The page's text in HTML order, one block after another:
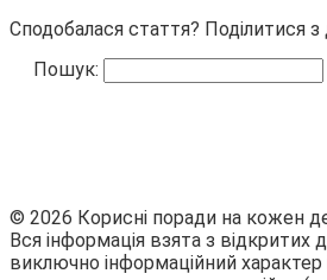
Сподобалася стаття? Поділитися з
Пошук:
© 2026 Корисні поради на кожен
Вся інформація взята з відкритих
виключно інформаційний характер